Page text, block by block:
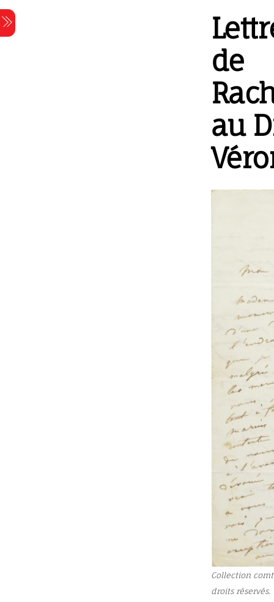
Skip
to
content
de
au
Collection
droits réservés.